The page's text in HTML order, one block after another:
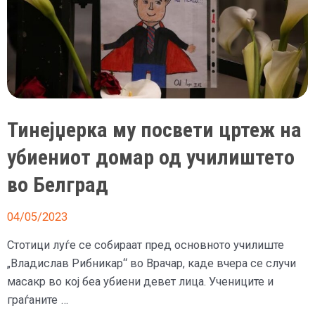
Тинејџерка му посвети цртеж на
убиениот домар од училиштето
во Белград
04/05/2023
Стотици луѓе се собираат пред основното училиште
„Владислав Рибникар“ во Врачар, каде вчера се случи
масакр во кој беа убиени девет лица. Учениците и
граѓаните …